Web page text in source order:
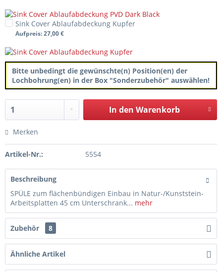
Sink Cover Ablaufabdeckung Kupfer
Aufpreis: 27,00 €
Bitte unbedingt die gewünschte(n) Position(en) der
Lochbohrung(en) in der Box "Sonderzubehör" auswählen!
In den Warenkorb
Merken
Artikel-Nr.: 5554
Beschreibung
SPÜLE zum flächenbündigen Einbau in Natur-/Kunststein-
Arbeitsplatten 45 cm Unterschrank... mehr
Zubehör 8
Ähnliche Artikel